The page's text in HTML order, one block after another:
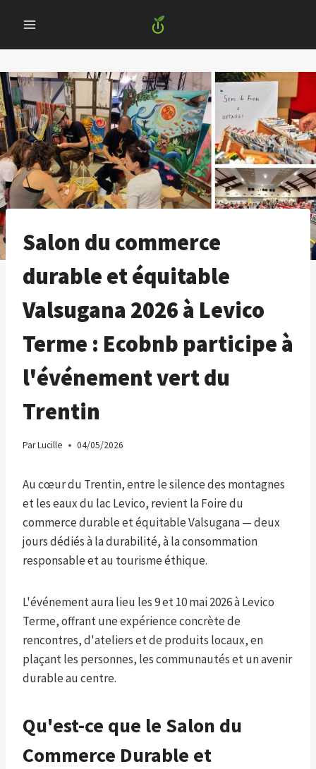
content
Salon du commerce
durable et équitable
Valsugana 2026 à Levico
Terme : Ecobnb participe à
l'événement vert du
Trentin
ParLucille 04/05/2026
Au cœur du Trentin, entre le silence des montagnes
et les eaux du lac Levico, revient la Foire du
commerce durable et équitable Valsugana — deux
jours dédiés à la durabilité, à la consommation
responsable et au tourisme éthique.
L'événement aura lieu les 9 et 10 mai 2026 à Levico
Terme, offrant une expérience concrète de
rencontres, d'ateliers et de produits locaux, en
plaçant les personnes, les communautés et un avenir
durable au centre.
Qu'est-ce que le Salon du
Commerce Durable et